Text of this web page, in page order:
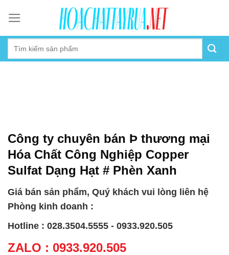
content
Công ty chuyên bán Þ thương mại
Hóa Chất Công Nghiệp Copper
Sulfat Dạng Hạt # Phèn Xanh
Giá bán sản phẩm, Quý khách vui lòng liên hệ
Phòng kinh doanh :
Hotline : 028.3504.5555 - 0933.920.505
ZALO : 0933.920.505